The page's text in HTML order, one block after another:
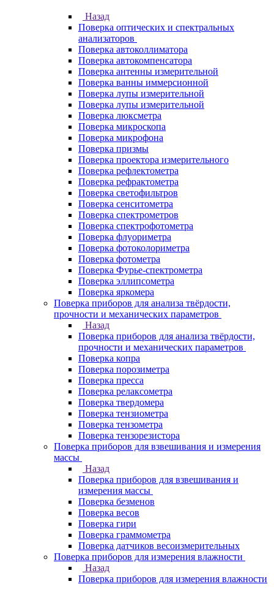
Назад
Поверка оптических и спектральных
анализаторов
Поверка автоколлиматора
Поверка автокомпенсатора
Поверка антенны измерительной
Поверка ванны иммерсионной
Поверка лупы измерительной
Поверка лупы измерительной
Поверка люксметра
Поверка микроскопа
Поверка микрофона
Поверка призмы
Поверка проектора измерительного
Поверка рефлектометра
Поверка рефрактометра
Поверка светофильтров
Поверка сенситометра
Поверка спектрометров
Поверка спектрофотометра
Поверка флуориметра
Поверка фотоколориметра
Поверка фотометра
Поверка Фурье-спектрометра
Поверка эллипсометра
Поверка яркомера
Поверка приборов для анализа твёрдости,
прочности и механических параметров
Назад
Поверка приборов для анализа твёрдости,
прочности и механических параметров
Поверка копра
Поверка порозиметра
Поверка пресса
Поверка релаксометра
Поверка твердомера
Поверка тензиометра
Поверка тензометра
Поверка тензорезистора
Поверка приборов для взвешивания и измерения
массы
Назад
Поверка приборов для взвешивания и
измерения массы
Поверка безменов
Поверка весов
Поверка гири
Поверка граммометра
Поверка датчиков весоизмерительных
Поверка приборов для измерения влажности
Назад
Поверка приборов для измерения влажности